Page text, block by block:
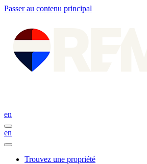
Passer au contenu principal
en
en
Trouvez une propriété